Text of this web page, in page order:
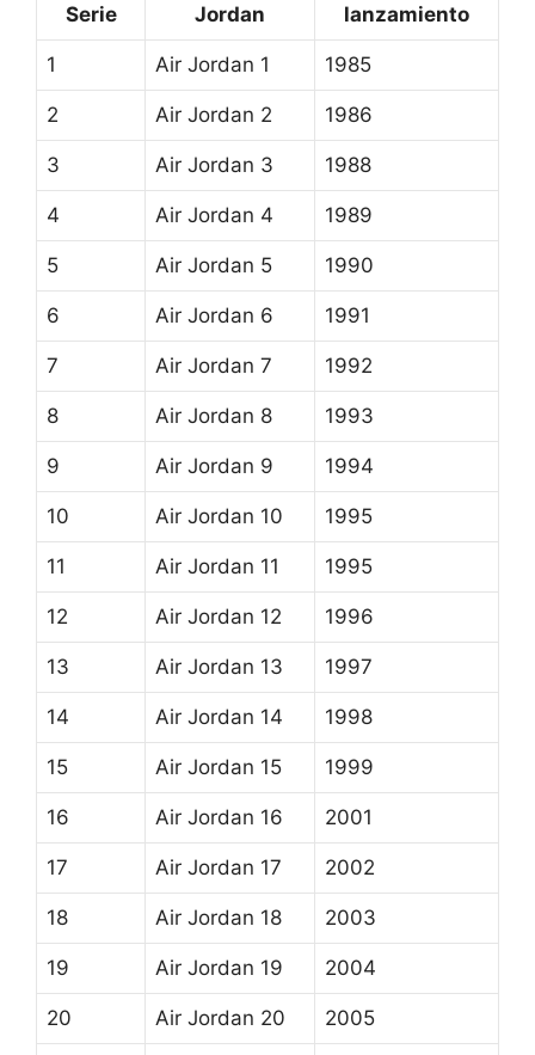
Serie
Jordan
lanzamiento
1 Air Jordan 1 1985
2 Air Jordan 2 1986
3 Air Jordan 3 1988
4 Air Jordan 4 1989
5 Air Jordan 5 1990
6 Air Jordan 6 1991
7 Air Jordan 7 1992
8 Air Jordan 8 1993
9 Air Jordan 9 1994
10 Air Jordan 10 1995
11 Air Jordan 11 1995
12 Air Jordan 12 1996
13 Air Jordan 13 1997
14 Air Jordan 14 1998
15 Air Jordan 15 1999
16 Air Jordan 16 2001
17 Air Jordan 17 2002
18 Air Jordan 18 2003
19 Air Jordan 19 2004
20 Air Jordan 20 2005